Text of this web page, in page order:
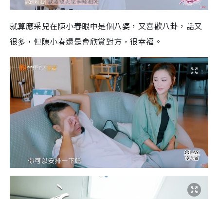
就算應采兒在陳小春眼中是個八婆，又喜歡八卦，話又
很多，但陳小春還是會欣賞對方，很幸福。